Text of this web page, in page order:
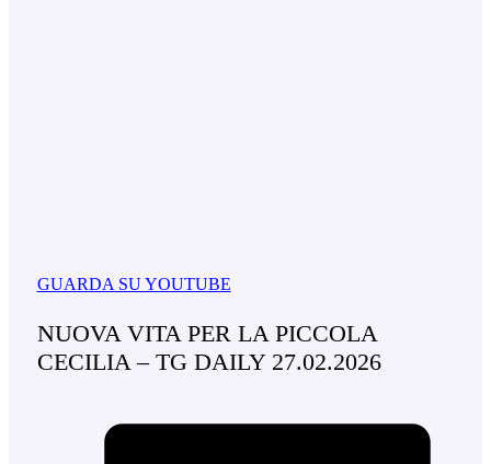
GUARDA SU YOUTUBE
NUOVA VITA PER LA PICCOLA
CECILIA – TG DAILY 27.02.2026